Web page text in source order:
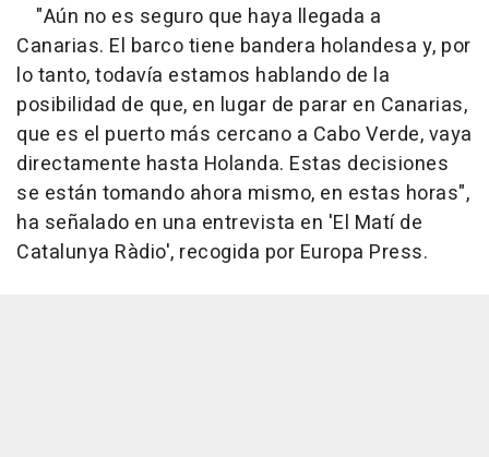
"Aún no es seguro que haya llegada a
Canarias. El barco tiene bandera holandesa y, por
lo tanto, todavía estamos hablando de la
posibilidad de que, en lugar de parar en Canarias,
que es el puerto más cercano a Cabo Verde, vaya
directamente hasta Holanda. Estas decisiones
se están tomando ahora mismo, en estas horas",
ha señalado en una entrevista en 'El Matí de
Catalunya Ràdio', recogida por Europa Press.